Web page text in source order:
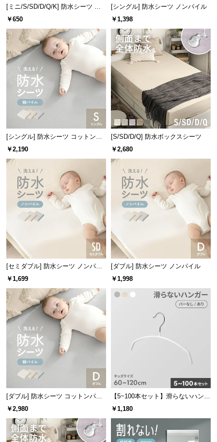
業
情
報
[ミニ/S/SD/D/Q/K] 防水シーツ ノ
ンパイル
￥650
[シングル] 防水シーツ ノンパイル
￥1,398
[シングル] 防水シーツ コットンパ
イル
￥2,190
[S/SD/D/Q] 防水ボックスシーツ
￥2,680
[セミダブル] 防水シーツ ノンパイ
ル
￥1,699
[ダブル] 防水シーツ ノンパイル
￥1,998
[ダブル] 防水シーツ コットンパイ
ル
￥2,980
【5~100本セット】滑らないハンガ
ー キッズサイズ
￥1,180